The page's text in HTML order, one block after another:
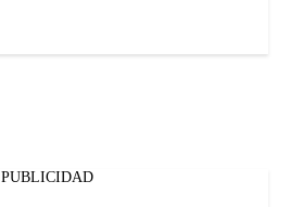
PUBLICIDAD